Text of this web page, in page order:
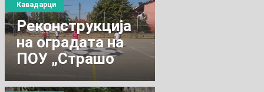
Реконструкција
на оградата на
ПОУ „Страшо
Пинџур“-Возарци
Кавадарци